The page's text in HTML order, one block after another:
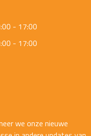
- 17:00
- 17:00
we onze nieuwe